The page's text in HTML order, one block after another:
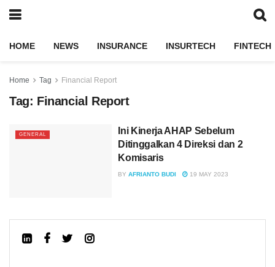
HOME NEWS INSURANCE INSURTECH FINTECH
Home Tag Financial Report
Tag: Financial Report
GENERAL
Ini Kinerja AHAP Sebelum
Ditinggalkan 4 Direksi dan 2
Komisaris
BY AFRIANTO BUDI 19 MAY 2023